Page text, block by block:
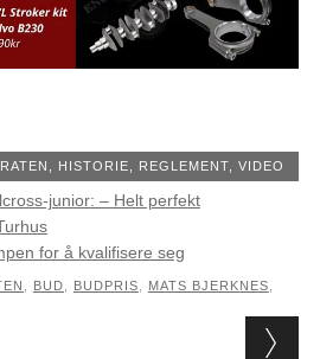
HISTORIE REGLEMENT ,VIDEO
junior: – Helt perfekt
for å kvalifisere seg
BUD BUDPRIS MATS BJERKNES